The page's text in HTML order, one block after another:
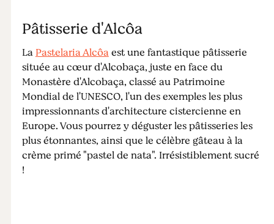
Pâtisserie d'Alcôa
LaPastelaria Alcôaest une fantastique pâtisserie
située au cœur d'Alcobaça, juste en face du
Monastère d'Alcobaça, classé au Patrimoine
Mondial de l'UNESCO, l'un des exemples les plus
impressionnants d'architecture cistercienne en
Europe. Vous pourrez y déguster les pâtisseries les
plus étonnantes, ainsi que le célèbre gâteau à la
crème primé "pastel de nata". Irrésistiblement sucré
!